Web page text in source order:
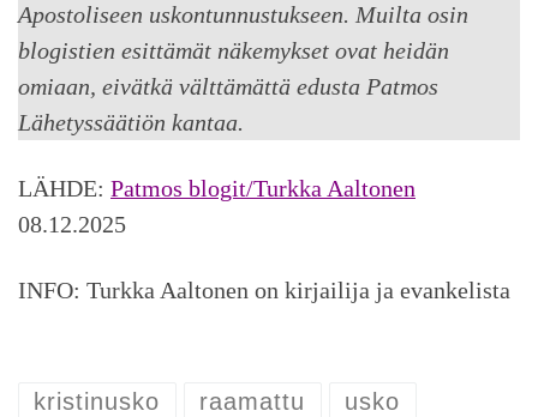
Apostoliseen uskontunnustukseen. Muilta osin
blogistien esittämät näkemykset ovat heidän
omiaan, eivätkä välttämättä edusta Patmos
Lähetyssäätiön kantaa.
LÄHDE: Patmos blogit/Turkka Aaltonen
08.12.2025
INFO: Turkka Aaltonen on kirjailija ja evankelista
kristinusko raamattu usko